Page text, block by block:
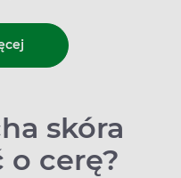
skóra
o cerę?